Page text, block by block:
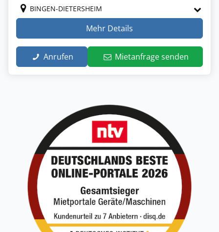
BINGEN-DIETERSHEIM
Mehr Details
Anrufen Mietanfrage senden